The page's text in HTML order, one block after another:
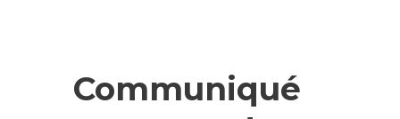
Communiqué